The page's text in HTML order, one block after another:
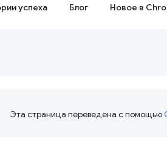
успеха Блог Новое в
Эта страница переведена с помощью